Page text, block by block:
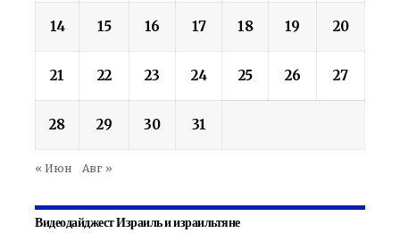
14 15 16 17 18 19 20
21 22 23 24 25 26 27
28 29 30 31
« Июн Авг »
Видеодайджест Израиль и израильтяне